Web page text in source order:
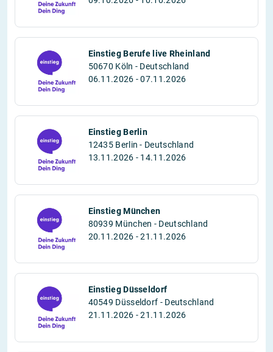
Einstieg Berufe live Rheinland
50670 Köln - Deutschland
06.11.2026 - 07.11.2026
Einstieg Berlin
12435 Berlin - Deutschland
13.11.2026 - 14.11.2026
Einstieg München
80939 München - Deutschland
20.11.2026 - 21.11.2026
Einstieg Düsseldorf
40549 Düsseldorf - Deutschland
21.11.2026 - 21.11.2026